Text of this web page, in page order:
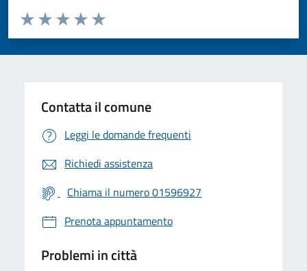
Valuta da 1 a 5 stelle la pagina
Valuta 5 stelle su 5
Valuta 4 stelle su 5
Valuta 3 stelle su 5
Valuta 2 stelle su 5
Valuta 1 stelle su 5
Contatta il comune
Leggi le domande frequenti
Richiedi assistenza
Chiama il numero 01596927
Prenota appuntamento
Problemi in città